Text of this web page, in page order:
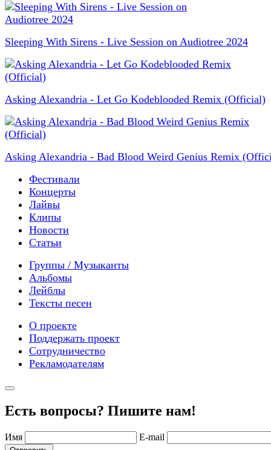
Sleeping With Sirens - Live Session on Audiotree 2024
Asking Alexandria - Let Go Kodeblooded Remix (Official)
Asking Alexandria - Bad Blood Weird Genius Remix
Фестивали
Концерты
Лайвы
Клипы
Новости
Статьи
Группы / Музыканты
Альбомы
Лейблы
Тексты песен
О проекте
Поддержать проект
Сотрудничество
Рекламодателям
Есть вопросы? Пишите нам!
Имя E-mail